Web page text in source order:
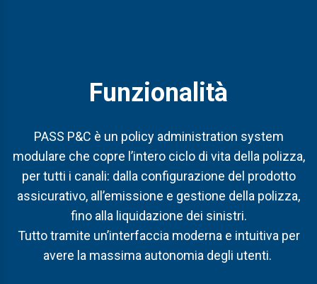
Funzionalità
PASS P&C è un policy administration system
modulare che copre l’intero ciclo di vita della polizza,
pertutti i canali: dalla configurazione del prodotto
assicurativo, all’emissione e gestione della polizza,
fino alla liquidazione dei sinistri.
Tuttotramite un’interfaccia moderna e intuitiva per
avere la massima autonomia degli utenti.